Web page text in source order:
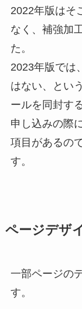
2022年版はそ
なく、補強加
た。
2023年版では
はない、とい
ールを同封す
申し込みの際
項目があるの
す。
ページデザ
一部ページの
す。